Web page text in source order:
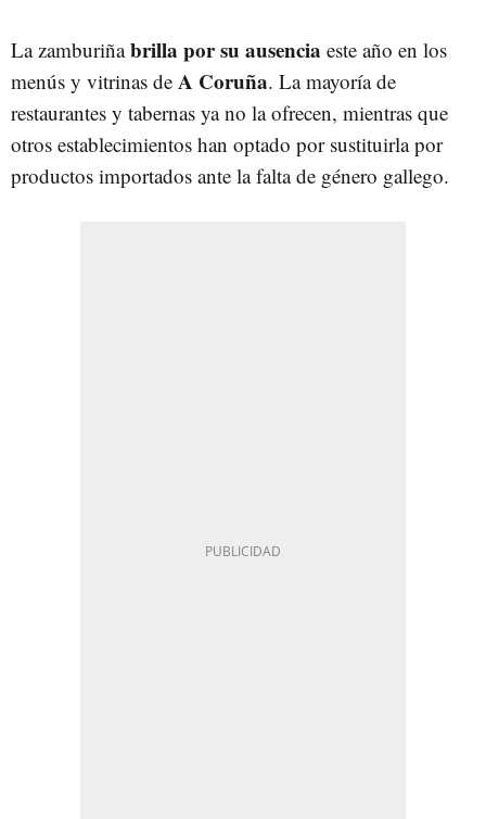
La zamburiñabrilla por su ausencia este año en los
menús y vitrinas de A Coruña. La mayoría de
restaurantes y tabernas ya no la ofrecen, mientras que
otros establecimientos han optado por sustituirla por
productos importados ante la falta de género gallego.